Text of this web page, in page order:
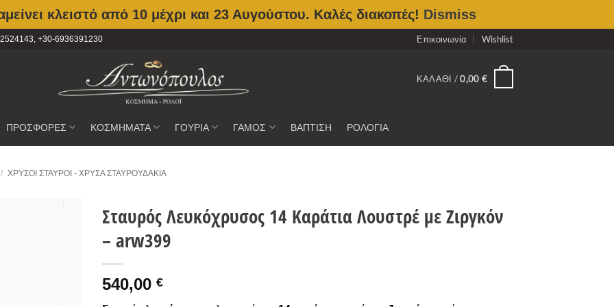
κλειστό από 10 μέχρι και 23 Αυγούστου. Καλές διακοπές! Dismiss
+30-6936391230 Επικοινωνία Wishlist
ΚΑΛΆΘΙ /0,00 €
ΠΡΟΣΦΟΡΕΣ ΚΟΣΜΗΜΑΤΑ ΓΟΥΡΙΑ ΓΑΜΟΣ ΒΑΠΤΙΣΗ ΡΟΛΟΓΙΑ
/ ΧΡΥΣΟΙ ΣΤΑΥΡΟΊ - ΧΡΥΣΆ ΣΤΑΥΡΟΥΔΆΚΙΑ
Σταυρός Λευκόχρυσος 14 Καράτια Λουστρέ με Ζιργκόν
– arw399
540,00 €